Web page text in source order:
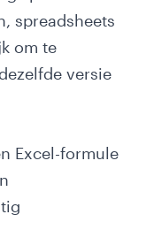
spreadsheets
om te
versie
Excel-formule